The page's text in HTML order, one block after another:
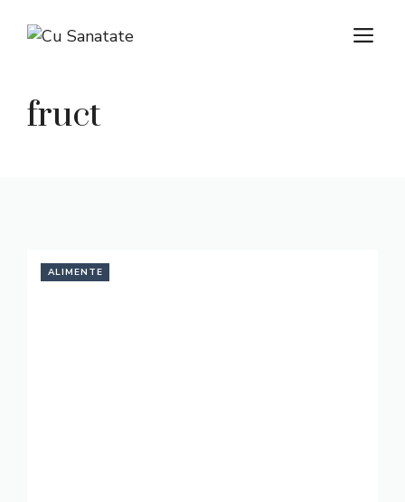
fruct
ALIMENTE